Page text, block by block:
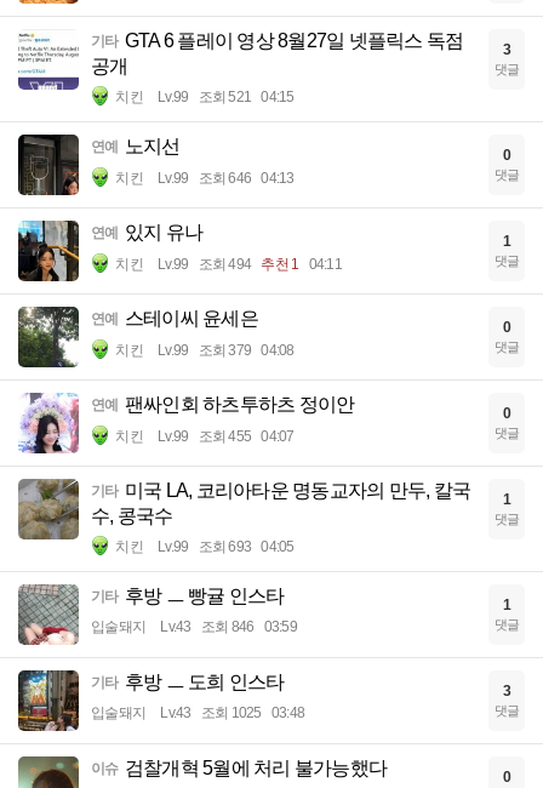
기타 GTA 6 플레이 영상 8월27일 넷플릭스 독점
공개
치킨 Lv.99 조회 521 04:15
3
댓글
연예 노지선
치킨 Lv.99 조회 646 04:13
0
댓글
연예 있지 유나
치킨 Lv.99 조회 494 추천 1 04:11
1
댓글
연예 스테이씨 윤세은
치킨 Lv.99 조회 379 04:08
0
댓글
연예 팬싸인회 하츠투하츠 정이안
치킨 Lv.99 조회 455 04:07
0
댓글
기타 미국 LA, 코리아타운 명동교자의 만두, 칼국
수, 콩국수
치킨 Lv.99 조회 693 04:05
1
댓글
기타 후방 ㅡ 빵귤 인스타
입술돼지 Lv.43 조회 846 03:59
1
댓글
기타 후방 ㅡ 도희 인스타
입술돼지 Lv.43 조회 1025 03:48
3
댓글
이슈 검찰개혁 5월에 처리 불가능했다 0